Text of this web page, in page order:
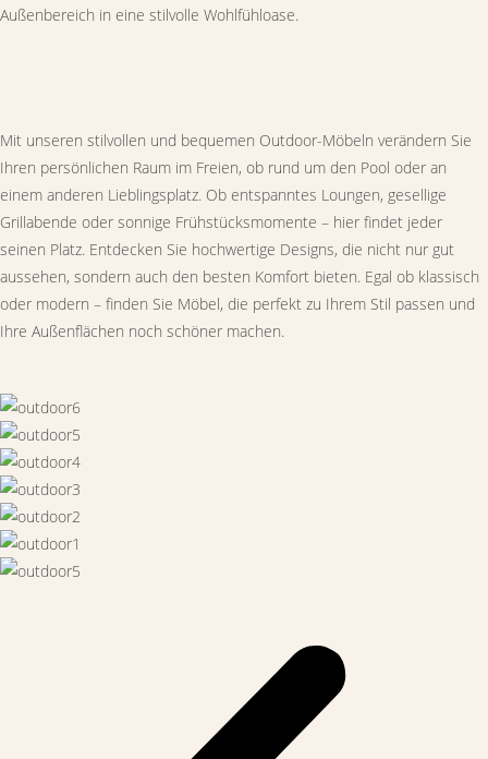
Außenbereich in eine stilvolle Wohlfühloase.
Mit unseren stilvollen und bequemen Outdoor-Möbeln verändern Sie
Ihren persönlichen Raum im Freien, ob rund um den Pool oder an
einem anderen Lieblingsplatz. Ob entspanntes Loungen, gesellige
Grillabende oder sonnige Frühstücksmomente – hier findet jeder
seinen Platz. Entdecken Sie hochwertige Designs, die nicht nur gut
aussehen, sondern auch den besten Komfort bieten. Egal ob klassisch
oder modern – finden Sie Möbel, die perfekt zu Ihrem Stil passen und
Ihre Außenflächen noch schöner machen.